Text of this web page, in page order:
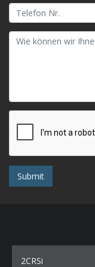
Submit
2CRSi